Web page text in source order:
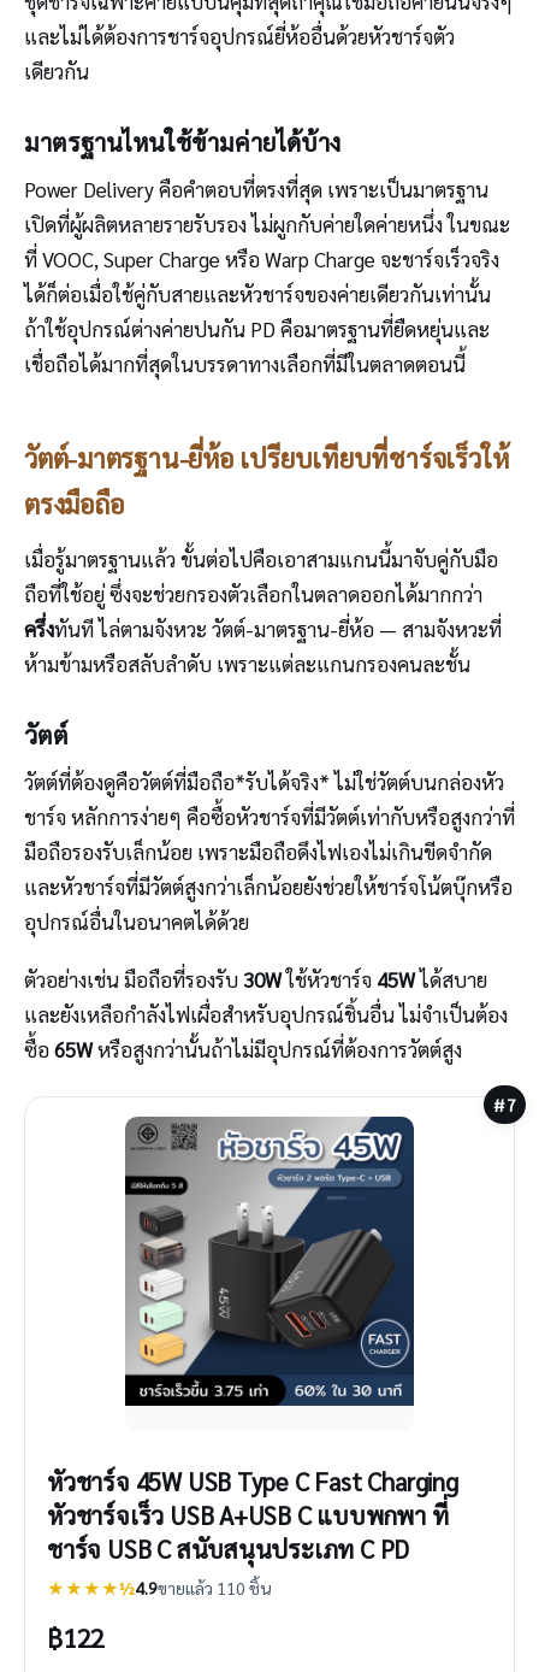
และไม่ได้ต้องการชาร์จอุปกรณ์ยี่ห้ออื่นด้วยหัวชาร์จตัว
เดียวกัน
มาตรฐานไหนใช้ข้ามค่ายได้บ้าง
Power Delivery คือคำตอบที่ตรงที่สุด เพราะเป็นมาตรฐาน
เปิดที่ผู้ผลิตหลายรายรับรอง ไม่ผูกกับค่ายใดค่ายหนึ่ง ในขณะ
ที่ VOOC, Super Charge หรือ Warp Charge จะชาร์จเร็วจริง
ได้ก็ต่อเมื่อใช้คู่กับสายและหัวชาร์จของค่ายเดียวกันเท่านั้น
ถ้าใช้อุปกรณ์ต่างค่ายปนกัน PD คือมาตรฐานที่ยืดหยุ่นและ
เชื่อถือได้มากที่สุดในบรรดาทางเลือกที่มีในตลาดตอนนี้
วัตต์-มาตรฐาน-ยี่ห้อ เปรียบเทียบที่ชาร์จเร็วให้
ตรงมือถือ
เมื่อรู้มาตรฐานแล้ว ขั้นต่อไปคือเอาสามแกนนี้มาจับคู่กับมือ
ถือที่ใช้อยู่ ซึ่งจะช่วยกรองตัวเลือกในตลาดออกได้มากกว่า
ครึ่งทันที ไล่ตามจังหวะ วัตต์-มาตรฐาน-ยี่ห้อ — สามจังหวะที่
ห้ามข้ามหรือสลับลำดับ เพราะแต่ละแกนกรองคนละชั้น
วัตต์
วัตต์ที่ต้องดูคือวัตต์ที่มือถือ*รับได้จริง* ไม่ใช่วัตต์บนกล่องหัว
ชาร์จ หลักการง่ายๆ คือซื้อหัวชาร์จที่มีวัตต์เท่ากับหรือสูงกว่าที่
มือถือรองรับเล็กน้อย เพราะมือถือดึงไฟเองไม่เกินขีดจำกัด
และหัวชาร์จที่มีวัตต์สูงกว่าเล็กน้อยยังช่วยให้ชาร์จโน้ตบุ๊กหรือ
อุปกรณ์อื่นในอนาคตได้ด้วย
ตัวอย่างเช่น มือถือที่รองรับ 30Wใช้หัวชาร์จ 45Wได้สบาย
และยังเหลือกำลังไฟเผื่อสำหรับอุปกรณ์ชิ้นอื่น ไม่จำเป็นต้อง
ซื้อ65Wหรือสูงกว่านั้นถ้าไม่มีอุปกรณ์ที่ต้องการวัตต์สูง
#7
หัวชาร์จ 45W USB Type C Fast Charging
หัวชาร์จเร็ว USB A+USB C แบบพกพา ที่
ชาร์จ USB C สนับสนุนประเภท C PD
★★★★½4.9ขายแล้ว 110 ชิ้น
฿122